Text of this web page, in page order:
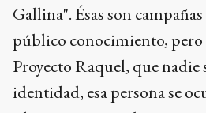
Gallina". Ésas son
público conocimiento,
Proyecto Raquel, que nadie
identidad, esa persona se